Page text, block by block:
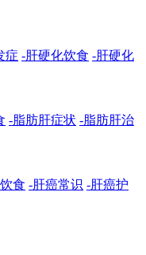
症 -肝硬化饮食 -肝硬化
-脂肪肝症状 -脂肪肝治
食 -肝癌常识 -肝癌护